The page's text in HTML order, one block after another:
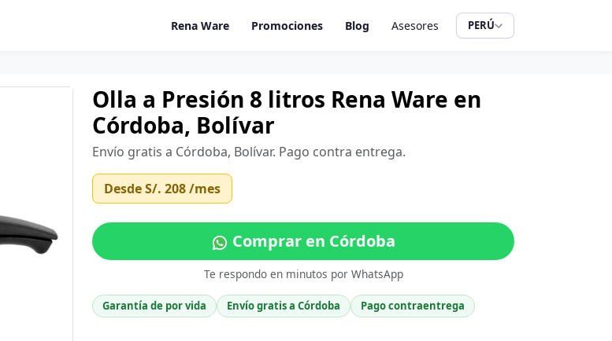
Rena Ware Promociones Blog Asesores PERÚ
Olla a Presión 8 litros Rena Ware en
Córdoba, Bolívar
Envío gratis a Córdoba, Bolívar. Pago contra entrega.
DesdeS/. 208/mes
Comprar en Córdoba
Te respondo en minutos por WhatsApp
Garantía de por vida Envío gratis a Córdoba Pago contraentrega